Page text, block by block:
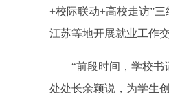
+校际联动+高校走访”
江苏等地开展就业工作
“前段时间，学校书记
处处长余颖说，为学生